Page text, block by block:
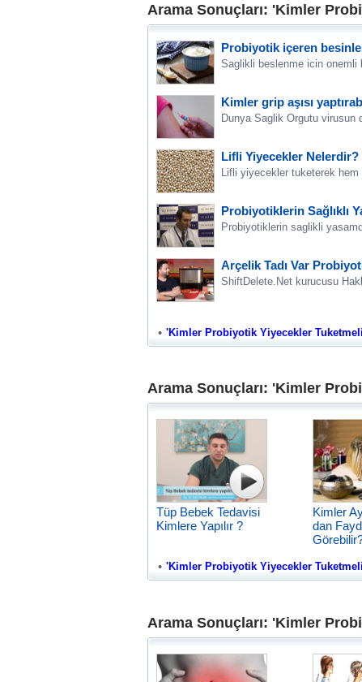
Arama Sonuçları: 'Kimler
Probiyotik içeren
Saglikli beslenme icin
Kimler grip aşısı
Dunya Saglik Orgutu virusun
Lifli Yiyecekler Nelerdir?
Lifli yiyecekler tuketerek
Probiyotiklerin Sağlıklı
Probiyotiklerin saglikli
Arçelik Tadı Var
ShiftDelete.Net kurucusu
'Kimler Probiyotik Yiyecekler
Arama Sonuçları: 'Kimler
Tüp Bebek Tedavisi
Kimlere Yapılır ?
Kimler
dan
'Kimler Probiyotik Yiyecekler
Arama Sonuçları: 'Kimler